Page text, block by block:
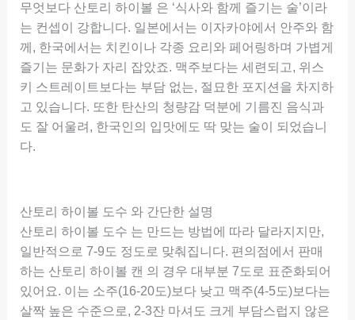
무엇보다 산토리 하이볼 은 ‘식사와 함께 즐기는 술’이라
는 컨셉이 강합니다. 일본에서는 이자카야에서 안주와 함
께, 한국에서는 치킨이나 각종 요리와 페어링하며 가볍게
즐기는 문화가 자리 잡았죠. 맥주보다는 세련되고, 위스
키 스트레이트보다는 부담 없는, 절묘한 포지션을 차지하
고 있습니다. 또한 탄산의 청량감 덕분에 기름진 음식과
도 잘 어울려, 한국인의 입맛에도 딱 맞는 술이 되었습니
다.
산토리 하이볼 도수 와 간단한 설명
산토리 하이볼 도수 는 만드는 방법에 따라 달라지지만,
일반적으로 7-9도 정도로 맞춰집니다. 편의점에서 판매
하는 산토리 하이볼 캔 의 경우 대부분 7도로 표준화되어
있어요. 이는 소주(16-20도)보다 낮고 맥주(4-5도)보다는
살짝 높은 수준으로, 2-3잔 마셔도 크게 부담스럽지 않은